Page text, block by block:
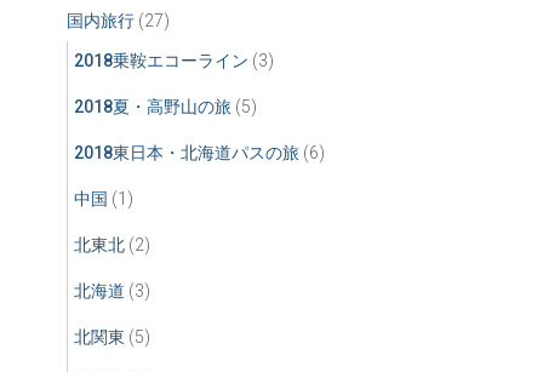
国内旅行 (27)
2018乗鞍エコーライン (3)
2018夏・高野山の旅 (5)
2018東日本・北海道パスの旅 (6)
中国 (1)
北東北 (2)
北海道 (3)
北関東 (5)